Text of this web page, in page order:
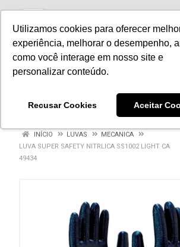
Utilizamos cookies para oferecer
experiência, melhorar o desempenho,
como você interage em nosso site e
personalizar conteúdo.
Recusar Cookies Aceitar
Baixe
INÍCIO LUVAS
MECANICA
LUVA SUPER SAFETY NITRLICA SS1002 LIGHT CA
49434